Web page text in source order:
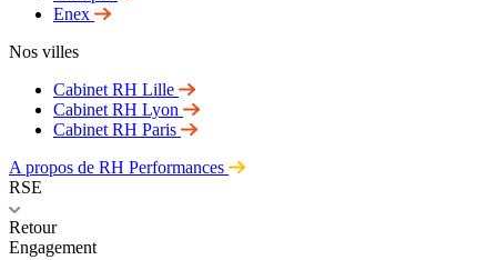
Enex
Nos villes
Cabinet RH Lille
Cabinet RH Lyon
Cabinet RH Paris
A propos de RH Performances
RSE
Retour
Engagement